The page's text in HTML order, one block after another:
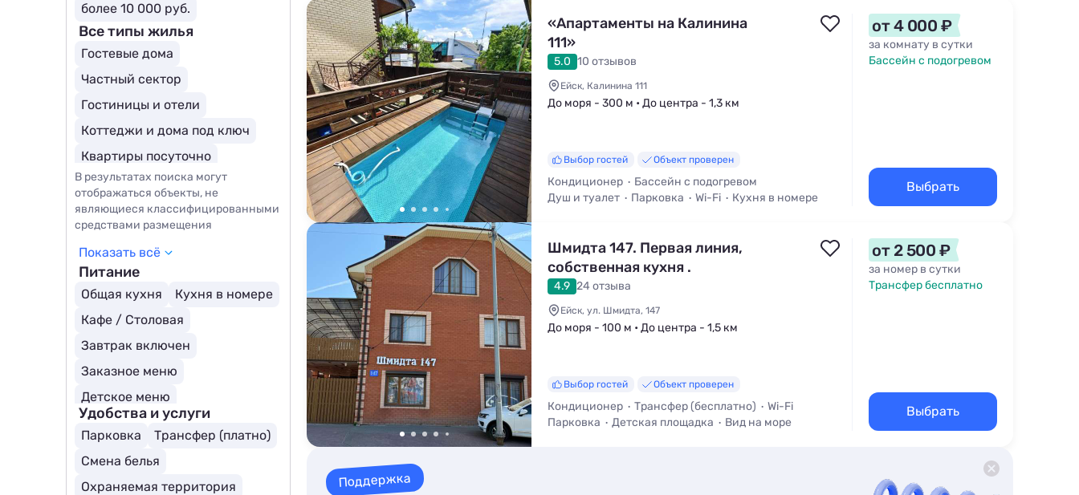
«Апартаменты на Калинина
111»
5.0 10 отзывов
Ейск, Калинина 111
До моря - 300 м • До центра - 1,3 км
Выбор гостей Объект проверен
Кондиционер
Бассейн с подогревом
Душ и туалет
Парковка Wi-Fi
Кухня в номере
от 4 000 ₽
за комнату в сутки
Бассейн с подогревом
Выбрать
Шмидта 147. Первая линия,
собственная кухня .
4.9 24 отзыва
Ейск, ул. Шмидта, 147
До моря - 100 м • До центра - 1,5 км
Выбор гостей Объект проверен
Кондиционер Трансфер (бесплатно)
Wi-Fi
Парковка
Детская площадка
Вид на море
от 2 500 ₽
за номер в сутки
Трансфер бесплатно
Выбрать
Поддержка
более 10 000 руб.
Все типы жилья
Гостевые дома
Частный сектор
Гостиницы и отели
Коттеджи и дома под ключ
Квартиры посуточно
Комнаты
Апартаменты
Мини-отели
Курортные отели
Мотели
Парк-отели
SPA-отели
В результатах поиска могут
отображаться объекты, не
являющиеся классифицированными
средствами размещения
Показать всё
Питание
Общая кухня
Кухня в номере
Кафе / Столовая
Завтрак включен
Заказное меню
Детское меню
Удобства и услуги
Парковка
Трансфер (платно)
Смена белья
Охраняемая территория